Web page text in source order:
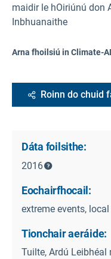
maidir le hOiriúnú don
Inbhuanaithe
Arna fhoilsiú in Climate-
Roinn do chuid
Dáta foilsithe:
2016
Eochairfhocail:
extreme events,
Tionchair aeráide:
Tuilte, Ardú Leibhéal